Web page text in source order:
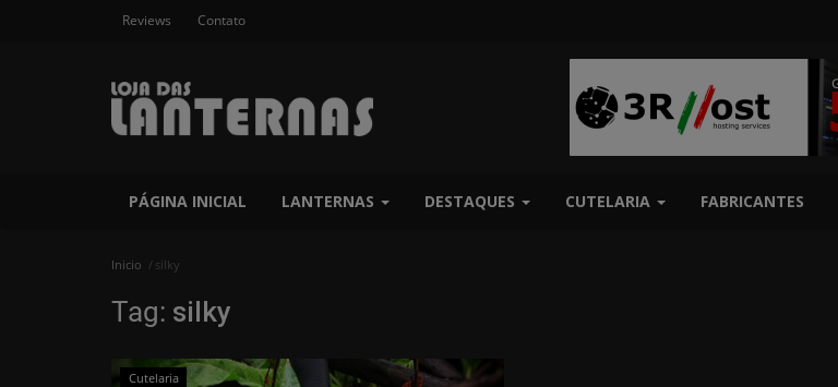
Reviews Contato
PÁGINA INICIAL LANTERNAS DESTAQUES CUTELARIA FABRICANTES
Inicio silky
Tag: silky
Cutelaria